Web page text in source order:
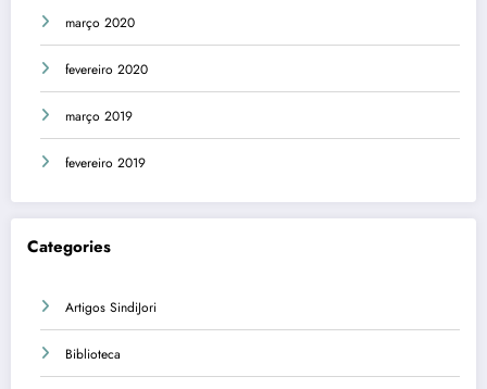
março 2020
fevereiro 2020
março 2019
fevereiro 2019
Categories
Artigos SindiJori
Biblioteca